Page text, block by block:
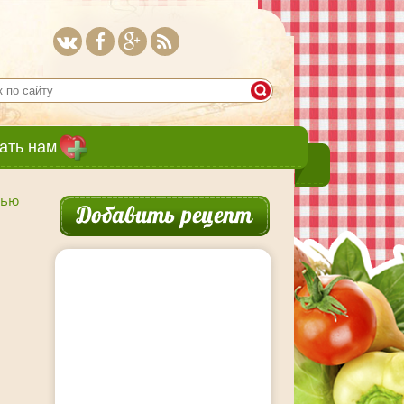
нам